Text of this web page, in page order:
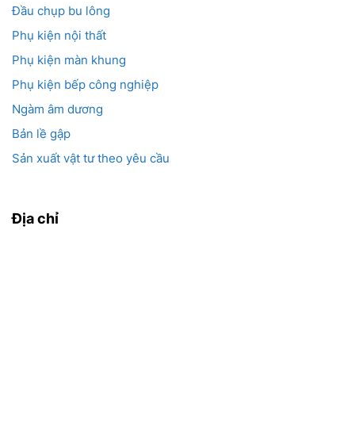
Đầu chụp bu lông
Phụ kiện nội thất
Phụ kiện màn khung
Phụ kiện bếp công nghiệp
Ngàm âm dương
Bản lề gập
Sản xuất vật tư theo yêu cầu
Địa chỉ